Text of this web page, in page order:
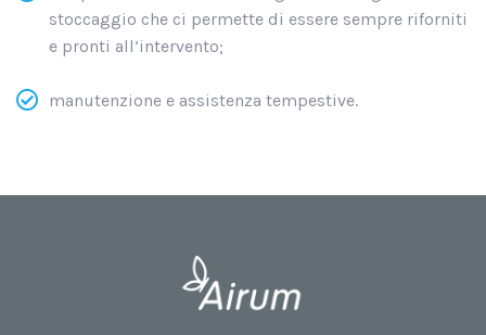
stoccaggio che ci permette di essere sempre riforniti
e pronti all’intervento;
manutenzione e assistenza tempestive.